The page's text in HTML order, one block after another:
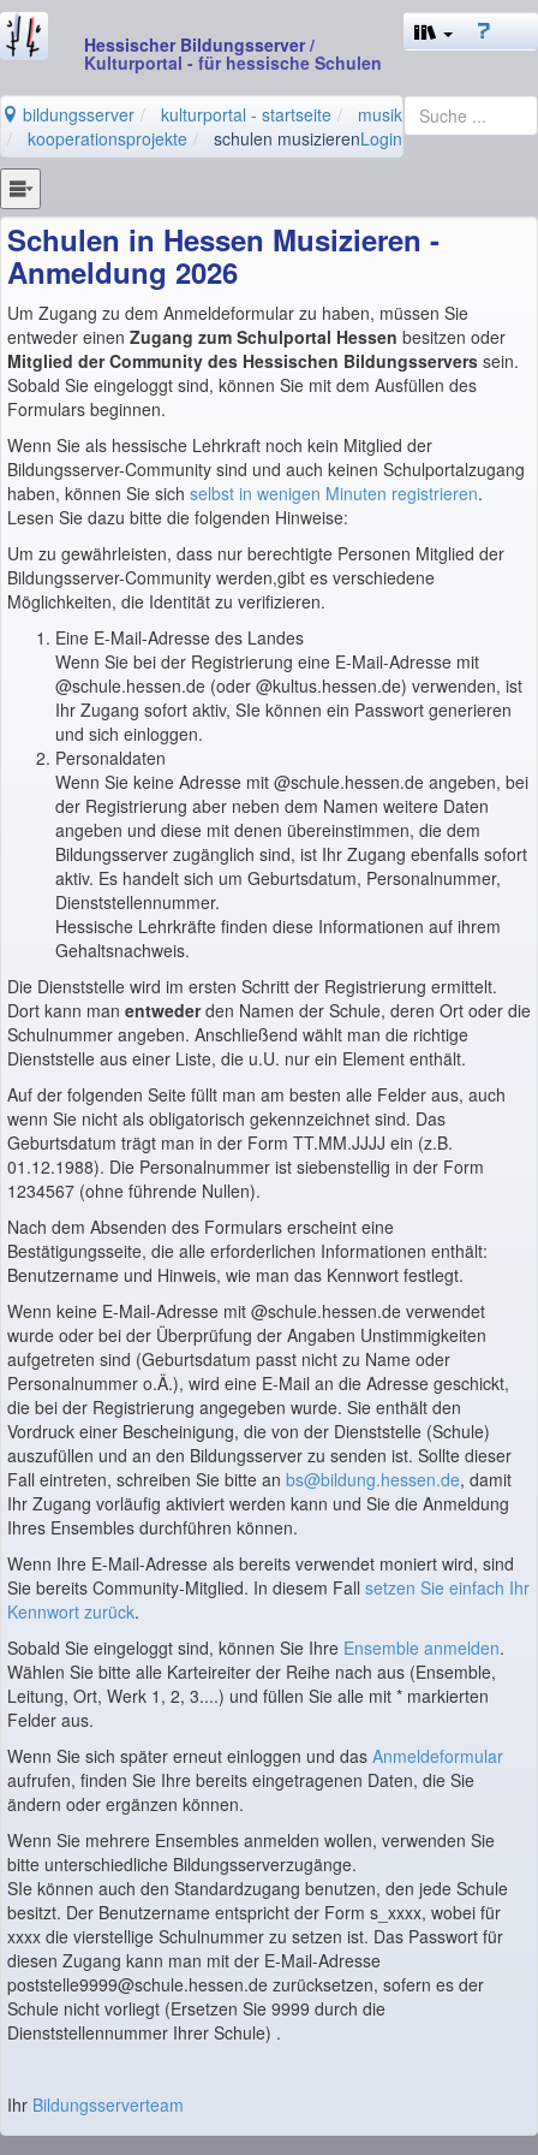
Hessischer Bildungsserver/
Kulturportal - für hessische Schulen
bildungsserver kulturportal - startseite
musik
kooperationsprojekte
schulen musizierenLogin
Schulen in Hessen Musizieren -
Anmeldung 2026
Um Zugang zu dem Anmeldeformular zu haben, müssen Sie
entweder einen Zugang zum Schulportal Hessen besitzen oder
Mitglied der Community des Hessischen Bildungsservers sein.
Sobald Sie eingeloggt sind, können Sie mit dem Ausfüllen des
Formulars beginnen.
Wenn Sie als hessische Lehrkraft noch kein Mitglied der
Bildungsserver-Community sind und auch keinen Schulportalzugang
haben, können Sie sich selbst in wenigen Minuten registrieren.
Lesen Sie dazu bitte die folgenden Hinweise:
Um zu gewährleisten, dass nur berechtigte Personen Mitglied der
Bildungsserver-Community werden,gibt es verschiedene
Möglichkeiten, die Identität zu verifizieren.
Eine E-Mail-Adresse des Landes
Wenn Sie bei der Registrierung eine E-Mail-Adresse mit
@schule.hessen.de (oder @kultus.hessen.de) verwenden, ist
Ihr Zugang sofort aktiv, SIe können ein Passwort generieren
und sich einloggen.
Personaldaten
Wenn Sie keine Adresse mit @schule.hessen.de angeben, bei
der Registrierung aber neben dem Namen weitere Daten
angeben und diese mit denen übereinstimmen, die dem
Bildungsserver zugänglich sind, ist Ihr Zugang ebenfalls sofort
aktiv. Es handelt sich um Geburtsdatum, Personalnummer,
Dienststellennummer.
Hessische Lehrkräfte finden diese Informationen auf ihrem
Gehaltsnachweis.
Die Dienststelle wird im ersten Schritt der Registrierung ermittelt.
Dort kann man entwederden Namen der Schule, deren Ort oder die
Schulnummer angeben. Anschließend wählt man die richtige
Dienststelle aus einer Liste, die u.U. nur ein Element enthält.
Auf der folgenden Seite füllt man am besten alle Felder aus, auch
wenn Sie nicht als obligatorisch gekennzeichnet sind. Das
Geburtsdatum trägt man in der Form TT.MM.JJJJ ein (z.B.
01.12.1988). Die Personalnummer ist siebenstellig in der Form
1234567 (ohne führende Nullen).
Nach dem Absenden des Formulars erscheint eine
Bestätigungsseite, die alle erforderlichen Informationen enthält:
Benutzername und Hinweis, wie man das Kennwort festlegt.
Wenn keine E-Mail-Adresse mit @schule.hessen.de verwendet
wurde oder bei der Überprüfung der Angaben Unstimmigkeiten
aufgetreten sind (Geburtsdatum passt nicht zu Name oder
Personalnummer o.Ä.), wird eine E-Mail an die Adresse geschickt,
die bei der Registrierung angegeben wurde. Sie enthält den
Vordruck einer Bescheinigung, die von der Dienststelle (Schule)
auszufüllen und an den Bildungsserver zu senden ist. Sollte dieser
Fall eintreten, schreiben Sie bitte an bs@bildung.hessen.de, damit
Ihr Zugang vorläufig aktiviert werden kann und Sie die Anmeldung
Ihres Ensembles durchführen können.
Wenn Ihre E-Mail-Adresse als bereits verwendet moniert wird, sind
Sie bereits Community-Mitglied. In diesem Fall setzen Sie einfach Ihr
Kennwort zurück.
Sobald Sie eingeloggt sind, können Sie Ihre Ensemble anmelden.
Wählen Sie bitte alle Karteireiter der Reihe nach aus (Ensemble,
Leitung, Ort, Werk 1, 2, 3....) und füllen Sie alle mit * markierten
Felder aus.
Wenn Sie sich später erneut einloggen und das Anmeldeformular
aufrufen, finden Sie Ihre bereits eingetragenen Daten, die Sie
ändern oder ergänzen können.
Wenn Sie mehrere Ensembles anmelden wollen, verwenden Sie
bitte unterschiedliche Bildungsserverzugänge.
SIe können auch den Standardzugang benutzen, den jede Schule
besitzt. Der Benutzername entspricht der Form s_xxxx, wobei für
xxxx die vierstellige Schulnummer zu setzen ist. Das Passwort für
diesen Zugang kann man mit der E-Mail-Adresse
poststelle9999@schule.hessen.de zurücksetzen, sofern es der
Schule nicht vorliegt (Ersetzen Sie 9999 durch die
Dienststellennummer Ihrer Schule) .
Ihr Bildungsserverteam